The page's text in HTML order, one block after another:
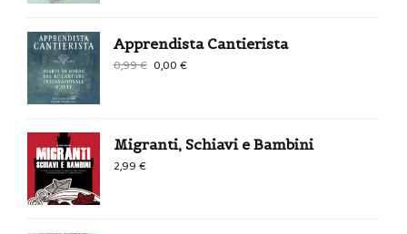
Apprendista Cantierista
0,99€
era:
0,99 €.
0,00€
è:
0,00 €.
Migranti, Schiavi e Bambini
2,99€